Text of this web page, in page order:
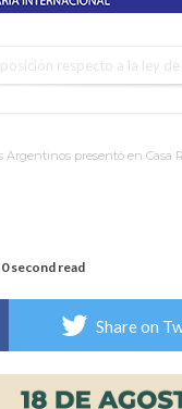
respecto a la ley
de dos
en Firmat para el
viernes arranca el
presentó en Casa
0 second read
Share on